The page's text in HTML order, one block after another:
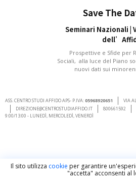
Save The
Seminari Nazionali |
Prospettive e Sfide per
Sociali, alla luce del Piano
nuovi dati sui
ASS. CENTRO STUDI AFFIDO APS- P.IVA:05968920651
VIA
DIREZIONE@CENTROSTUDIAFFIDO.IT
800661592
9:00/13:00 - LUNEDÌ, MERCOLEDÌ, VENERDÌ
Il sito utilizza cookie per garantire
"accetta" acconsenti al